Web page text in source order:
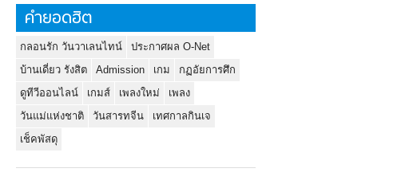
คำยอดฮิต
กลอนรัก วันวาเลนไทน์
ประกาศผล O-Net
บ้านเดี่ยว รังสิต
Admission เกม
กฏอัยการศึก
ดูทีวีออนไลน์
เกมส์ เพลงใหม่
เพลง
วันแม่แห่งชาติ
วันสารทจีน
เทศกาลกินเจ
เช็คพัสดุ